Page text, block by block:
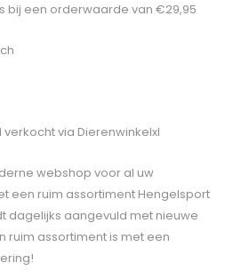
bij een orderwaarde van €29,95
via Dierenwinkelxl
webshop voor al uw
een ruim assortiment Hengelsport
dagelijks aangevuld met nieuwe
ruim assortiment is met een